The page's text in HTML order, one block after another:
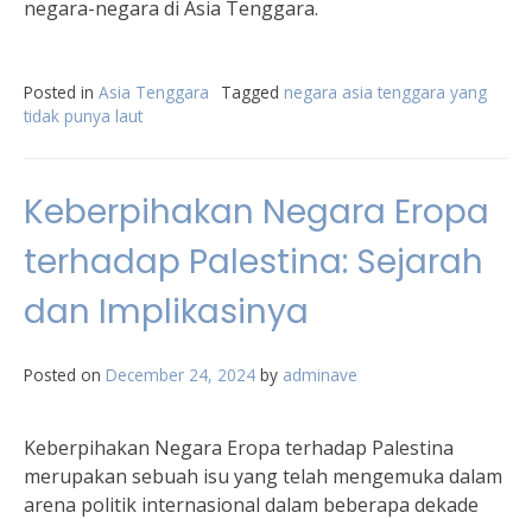
negara-negara di Asia Tenggara.
Posted in Asia Tenggara Tagged negara asia tenggara yang
tidak punya laut
Keberpihakan Negara Eropa
terhadap Palestina: Sejarah
dan Implikasinya
Posted on December 24, 2024 by adminave
Keberpihakan Negara Eropa terhadap Palestina
merupakan sebuah isu yang telah mengemuka dalam
arena politik internasional dalam beberapa dekade